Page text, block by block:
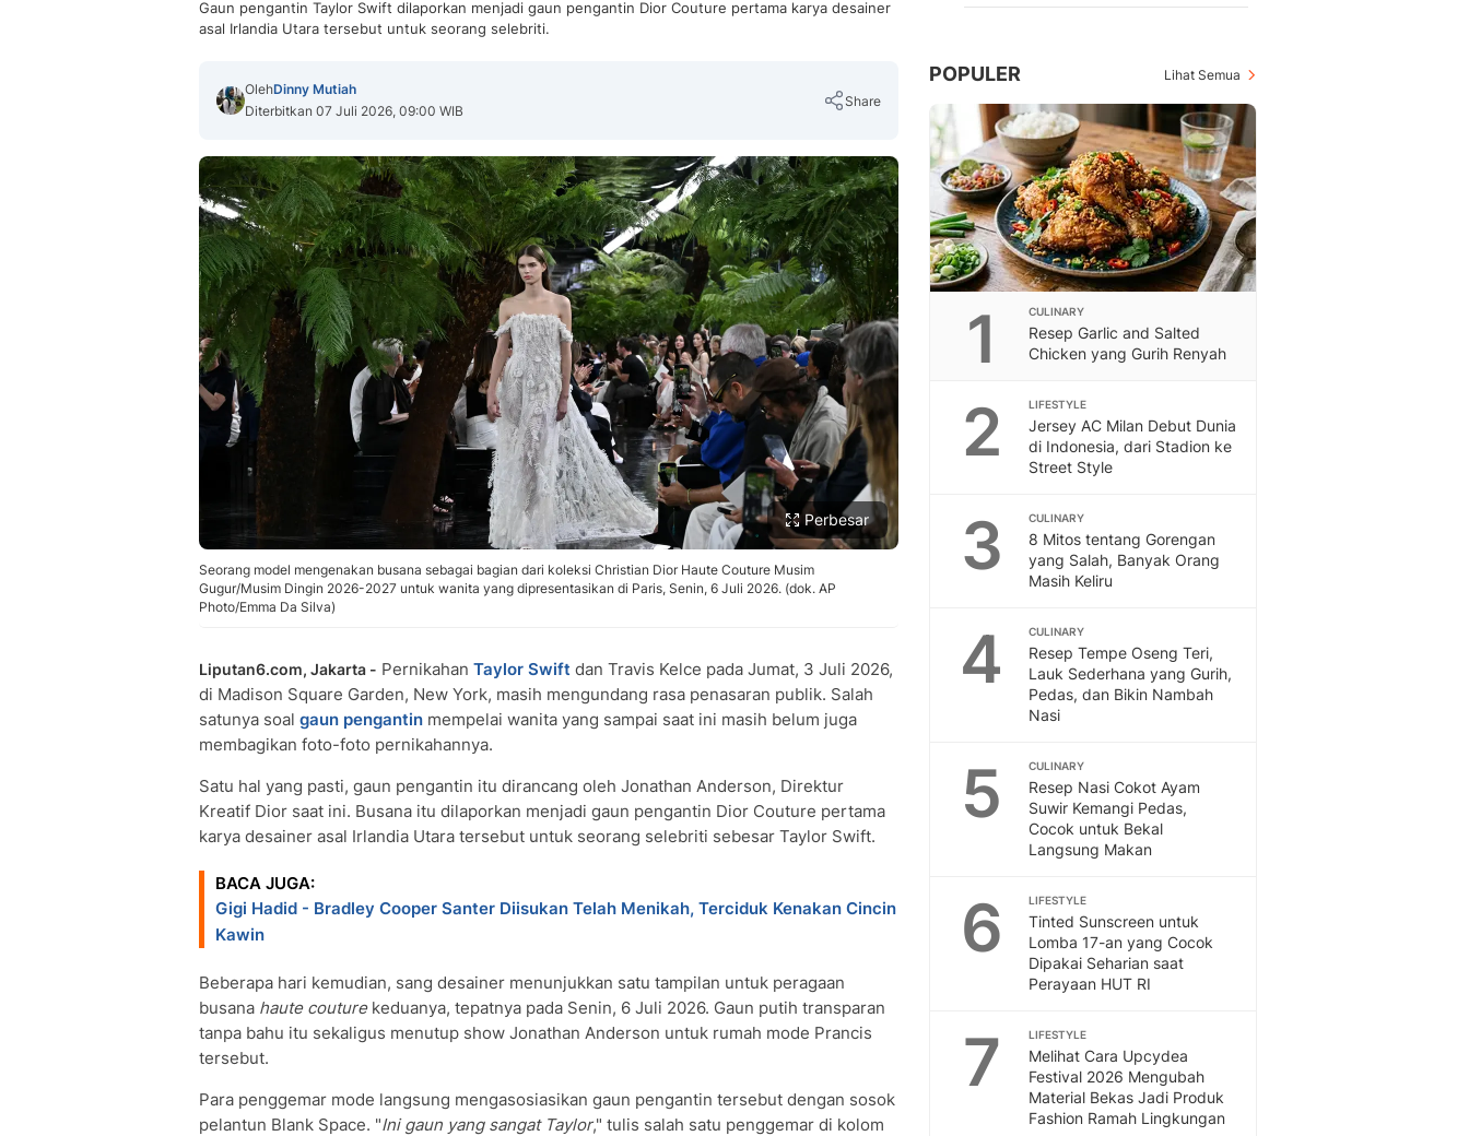
Gaun pengantin Taylor Swift dilaporkan menjadi gaun pengantin Dior Couture pertama karya desainer
asal Irlandia Utara tersebut untuk seorang selebriti.
OlehDinny Mutiah
Diterbitkan 07 Juli 2026, 09:00 WIB
Share
Copy Link
Perbesar
Seorang model mengenakan busana sebagai bagian dari koleksi Christian Dior Haute Couture Musim
Gugur/Musim Dingin 2026-2027 untuk wanita yang dipresentasikan di Paris, Senin, 6 Juli 2026. (dok. AP
Photo/Emma Da Silva)
Liputan6.com, Jakarta - Pernikahan Taylor Swift dan Travis Kelce pada Jumat, 3 Juli 2026,
di Madison Square Garden, New York, masih mengundang rasa penasaran publik. Salah
satunya soal gaun pengantin mempelai wanita yang sampai saat ini masih belum juga
membagikan foto-foto pernikahannya.
Satu hal yang pasti, gaun pengantin itu dirancang oleh Jonathan Anderson, Direktur
Kreatif Dior saat ini. Busana itu dilaporkan menjadi gaun pengantin Dior Couture pertama
karya desainer asal Irlandia Utara tersebut untuk seorang selebriti sebesar Taylor Swift.
BACA JUGA:
Gigi Hadid - Bradley Cooper Santer Diisukan Telah Menikah, Terciduk Kenakan Cincin
Kawin
Beberapa hari kemudian, sang desainer menunjukkan satu tampilan untuk peragaan
busana haute couturekeduanya, tepatnya pada Senin, 6 Juli 2026. Gaun putih transparan
tanpa bahu itu sekaligus menutup show Jonathan Anderson untuk rumah mode Prancis
tersebut.
Para penggemar mode langsung mengasosiasikan gaun pengantin tersebut dengan sosok
pelantun Blank Space. "Ini gaun yang sangat Taylor," tulis salah satu penggemar di kolom
POPULER Lihat Semua
1 CULINARY
Resep Garlic and Salted
Chicken yang Gurih Renyah
2 LIFESTYLE
Jersey AC Milan Debut Dunia
di Indonesia, dari Stadion ke
Street Style
3 CULINARY
8 Mitos tentang Gorengan
yang Salah, Banyak Orang
Masih Keliru
4 CULINARY
Resep Tempe Oseng Teri,
Lauk Sederhana yang Gurih,
Pedas, dan Bikin Nambah
Nasi
5 CULINARY
Resep Nasi Cokot Ayam
Suwir Kemangi Pedas,
Cocok untuk Bekal
Langsung Makan
6 LIFESTYLE
Tinted Sunscreen untuk
Lomba 17-an yang Cocok
Dipakai Seharian saat
Perayaan HUT RI
7 LIFESTYLE
Melihat Cara Upcydea
Festival 2026 Mengubah
Material Bekas Jadi Produk
Fashion Ramah Lingkungan